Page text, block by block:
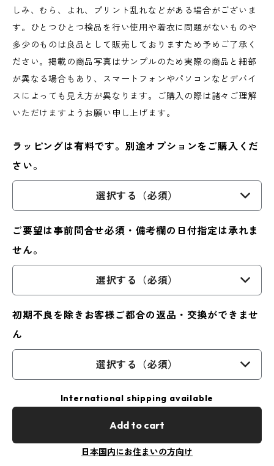
しみ、むら、よれ、プリント乱れなどがある場合がございま
す。ひとつひとつ検品を行い使用や着衣に問題がないものや
多少のものは良品として販売しておりますため予めご了承く
ださい。掲載の商品写真はサンプルのため実際の商品と細部
が異なる場合もあり、スマートフォンやパソコンなどデバイ
スによっても見え方が異なります。ご購入の際は諸々ご理解
いただけますようお願い申し上げます。
ラッピングは有料です。別途オプションをご購入くだ
さい。
選択する（必須）
ご要望は事前問合せ必須・備考欄の日付指定は承れま
せん。
選択する（必須）
初期不良を除きお客様ご都合の返品・交換ができませ
ん
選択する（必須）
International shipping available
Add to cart
日本国内にお住まいの方向け